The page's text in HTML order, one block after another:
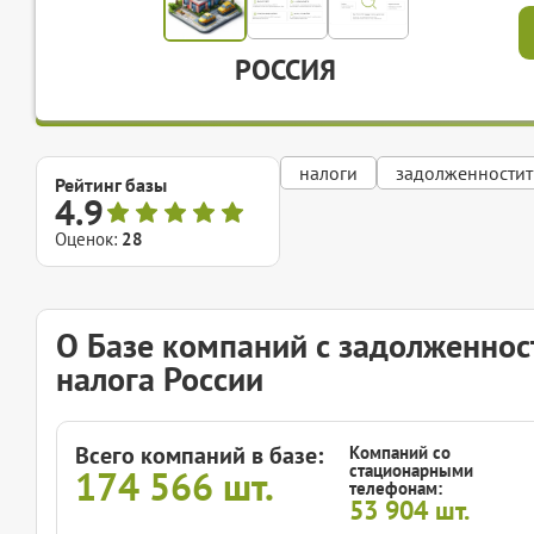
РОССИЯ
Рейтинг базы
4.9
Оценок: 28
налоги
О Базе компаний с
налога России
Всего компаний в базе:
174 566 шт.
Компаний со
стационарными
телефонам:
53 904 шт.